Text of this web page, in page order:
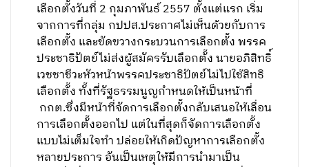
เลือกตั้งวันที่ 2 กุมภาพันธ์ 2557 ตั้งแต่แรก เริ่ม
จากการที่กลุ่ม กปปส.ประกาศไม่เห็นด้วยกับการ
เลือกตั้ง และขัดขวางกระบวนการเลือกตั้ง พรรค
ประชาธิปัตย์ไม่ส่งผู้สมัครรับเลือกตั้ง นายอภิสิทธิ์
เวชชาชีวะหัวหน้าพรรคประชาธิปัตย์ไม่ไปใช้สิทธิ
เลือกตั้ง ทั้งที่รัฐธรรมนูญกำหนดให้เป็นหน้าที่
กกต.ซึ่งมีหน้าที่จัดการเลือกตั้งกลับเสนอให้เลื่อน
การเลือกตั้งออกไป แต่ในที่สุดก็จัดการเลือกตั้ง
แบบไม่เต็มใจทำ ปล่อยให้เกิดปัญหาการเลือกตั้ง
หลายประการ อันเป็นเหตุให้มีการนำมาเป็น